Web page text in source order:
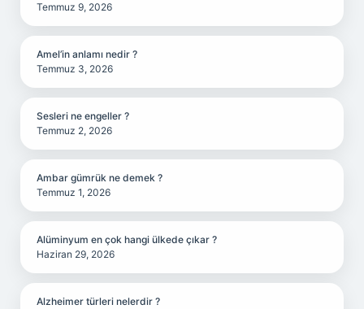
Temmuz 9, 2026
Amel’in anlamı nedir ?
Temmuz 3, 2026
Sesleri ne engeller ?
Temmuz 2, 2026
Ambar gümrük ne demek ?
Temmuz 1, 2026
Alüminyum en çok hangi ülkede çıkar ?
Haziran 29, 2026
Alzheimer türleri nelerdir ?